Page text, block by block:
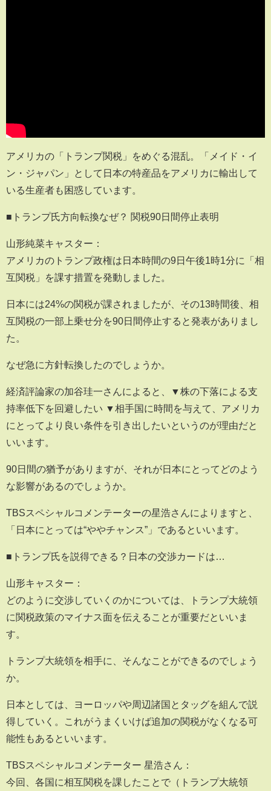
アメリカの「トランプ関税」をめぐる混乱。「メイド・イ
ン・ジャパン」として日本の特産品をアメリカに輸出して
いる生産者も困惑しています。
■トランプ氏方向転換なぜ？ 関税90日間停止表明
山形純菜キャスター：
アメリカのトランプ政権は日本時間の9日午後1時1分に「相
互関税」を課す措置を発動しました。
日本には24%の関税が課されましたが、その13時間後、相
互関税の一部上乗せ分を90日間停止すると発表がありまし
た。
なぜ急に方針転換したのでしょうか。
経済評論家の加谷珪一さんによると、▼株の下落による支
持率低下を回避したい ▼相手国に時間を与えて、アメリカ
にとってより良い条件を引き出したいというのが理由だと
いいます。
90日間の猶予がありますが、それが日本にとってどのよう
な影響があるのでしょうか。
TBSスペシャルコメンテーターの星浩さんによりますと、
「日本にとっては“ややチャンス”」であるといいます。
■トランプ氏を説得できる？日本の交渉カードは…
山形キャスター：
どのように交渉していくのかについては、トランプ大統領
に関税政策のマイナス面を伝えることが重要だといいま
す。
トランプ大統領を相手に、そんなことができるのでしょう
か。
日本としては、ヨーロッパや周辺諸国とタッグを組んで説
得していく。これがうまくいけば追加の関税がなくなる可
能性もあるといいます。
TBSスペシャルコメンテーター 星浩さん：
今回、各国に相互関税を課したことで（トランプ大統領